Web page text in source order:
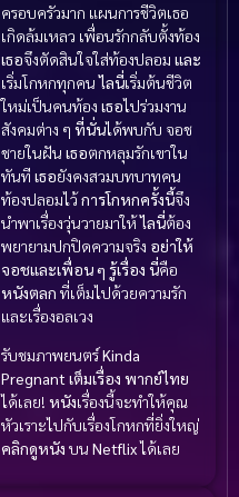
ครอบครัวมาก แผนการชีวิตเธอ
เกิดล้มเหลว เพื่อนรักกลับตั้งท้อง
เธอจึงตัดสินใจใส่ท้องปลอม และ
เริ่มโกหกทุกคนไลนี่เริ่มต้นชีวิต
ใหม่เป็นคนท้อง เธอไปร่วมงาน
สังคมต่าง ๆ ที่นั่นได้พบกับ จอช
ชายในฝัน เธอตกหลุมรักเขาใน
ทันที เธอยังคงสวมบทบาทคน
ท้องปลอมไว้การโกหกครั้งนี้จึง
นำพาเรื่องวุ่นวายมาให้ไลนี่ต้อง
พยายามปกปิดความจริง อย่าให้
จอชและเพื่อน ๆ รู้เรื่อง นี่คือ
หนังตลก ที่เต็มไปด้วยความรัก
และเรื่องอลเวง
รับชมภาพยนตร์Kinda
Pregnant เต็มเรื่อง พากย์ไทย
ได้เลย! หนังเรื่องนี้จะทำให้คุณ
หัวเราะไปกับเรื่องโกหกที่ยิ่งใหญ่
คลิกดูหนัง บน Netflixได้เลย